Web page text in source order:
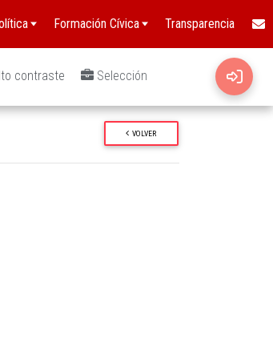
Formación Cívica Transparencia
contraste Selección
VOLVER